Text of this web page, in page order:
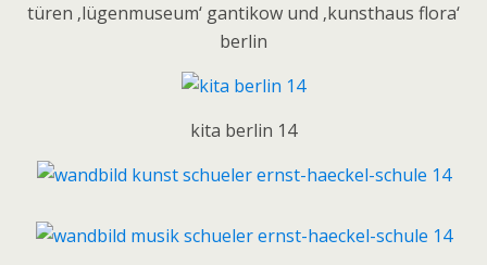
türen ‚lügenmuseum‘ gantikow und ‚kunsthaus flora‘
berlin
kita berlin 14